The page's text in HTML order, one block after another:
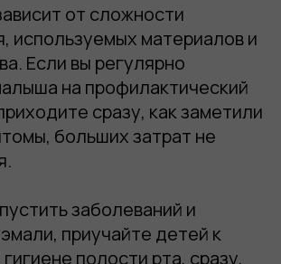
от сложности
используемых материалов и
Если вы регулярно
на профилактический
сразу, как заметили
больших затрат не
заболеваний и
приучайте детей к
полости рта, сразу,